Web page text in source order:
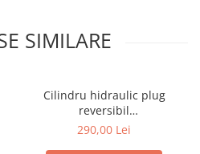
SIMILARE
Cilindru hidraulic plug
reversibil
51,5x60x33x540x300mm
290,00 Lei